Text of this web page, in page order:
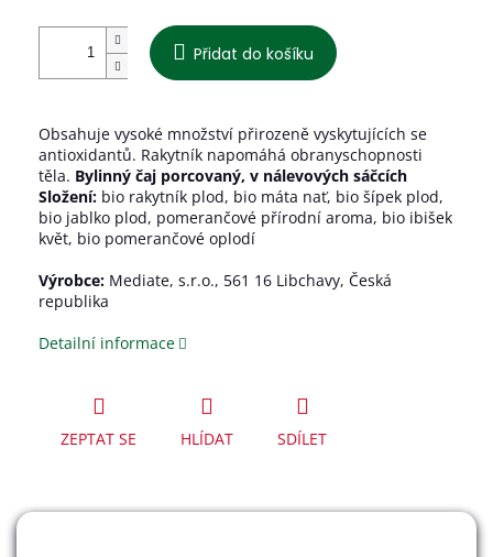
Přidat do košíku
Obsahuje vysoké množství přirozeně vyskytujících se
antioxidantů. Rakytník napomáhá obranyschopnosti
těla. Bylinný čaj porcovaný, v nálevových sáčcích
Složení: bio rakytník plod, bio máta nať, bio šípek plod,
bio jablko plod, pomerančové přírodní aroma, bio ibišek
květ, bio pomerančové oplodí
Výrobce: Mediate, s.r.o., 561 16 Libchavy, Česká
republika
Detailní informace
ZEPTAT SE HLÍDAT SDÍLET